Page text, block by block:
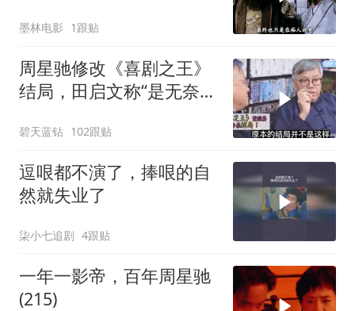
墨林电影 1跟贴
周星驰修改《喜剧之王》
结局，田启文称“是无奈之
碧天蓝钻 102跟贴
逗哏都不演了，捧哏的自
然就失业了
柒小七追剧 4跟贴
一年一影帝，百年周星驰
(215)